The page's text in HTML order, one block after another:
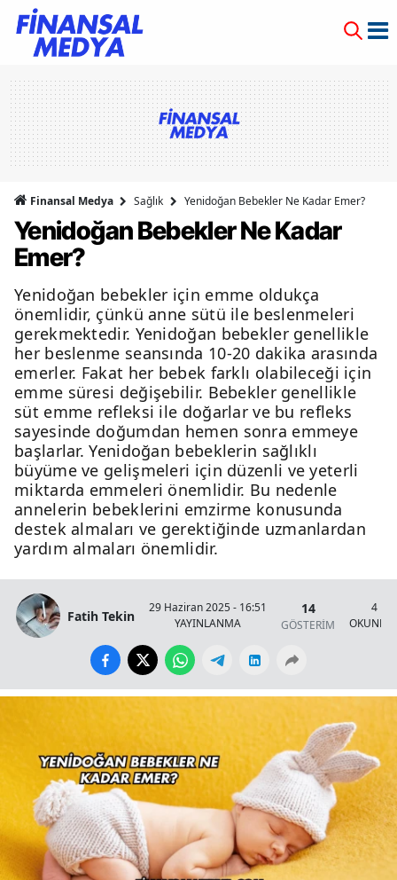
Finansal Medya Sağlık Yenidoğan Bebekler Ne Kadar Emer?
Yenidoğan Bebekler Ne Kadar
Emer?
Yenidoğan bebekler için emme oldukça
önemlidir, çünkü anne sütü ile beslenmeleri
gerekmektedir. Yenidoğan bebekler genellikle
her beslenme seansında 10-20 dakika arasında
emerler. Fakat her bebek farklı olabileceği için
emme süresi değişebilir. Bebekler genellikle
süt emme refleksi ile doğarlar ve bu refleks
sayesinde doğumdan hemen sonra emmeye
başlarlar. Yenidoğan bebeklerin sağlıklı
büyüme ve gelişmeleri için düzenli ve yeterli
miktarda emmeleri önemlidir. Bu nedenle
annelerin bebeklerini emzirme konusunda
destek almaları ve gerektiğinde uzmanlardan
yardım almaları önemlidir.
Fatih Tekin
29 Haziran 2025 - 16:51
YAYINLANMA
14
GÖSTERİM
4